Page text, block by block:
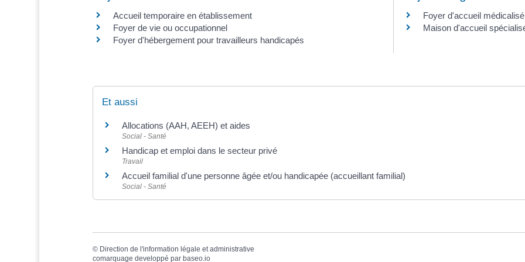
Accueil temporaire en établissement
Foyer de vie ou occupationnel
Foyer d'hébergement pour travailleurs handicapés
Foyer d'accueil médicalisé
Maison d'accueil
Et aussi
Allocations (AAH, AEEH) et aides
Social - Santé
Handicap et emploi dans le secteur privé
Travail
Accueil familial d'une personne âgée et/ou handicapée (accueillant familial)
Social - Santé
© Direction de l'information légale et administrative
comarquage developpé par baseo.io